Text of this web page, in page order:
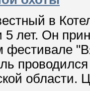
в
5 лет. Он
фестивале
области.